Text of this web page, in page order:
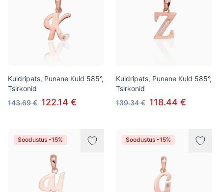
Kuldripats, Punane Kuld 585°,
Tsirkonid
143.69 € 122.14 €
Kuldripats, Punane Kuld 585°,
Tsirkonid
139.34 € 118.44 €
Soodustus -15% Soodustus -15%